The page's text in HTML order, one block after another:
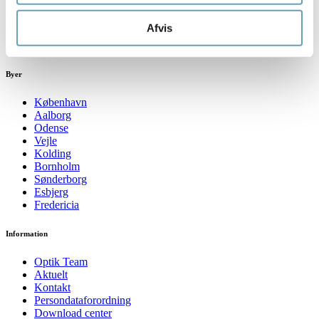
Afvis
fordele. Vi er i alt ca. 170 butikker og dermed én af Danmarks
Find butik
Byer
København
Aalborg
Odense
Vejle
Kolding
Bornholm
Sønderborg
Esbjerg
Fredericia
Information
Optik Team
Aktuelt
Kontakt
Persondataforordning
Download center